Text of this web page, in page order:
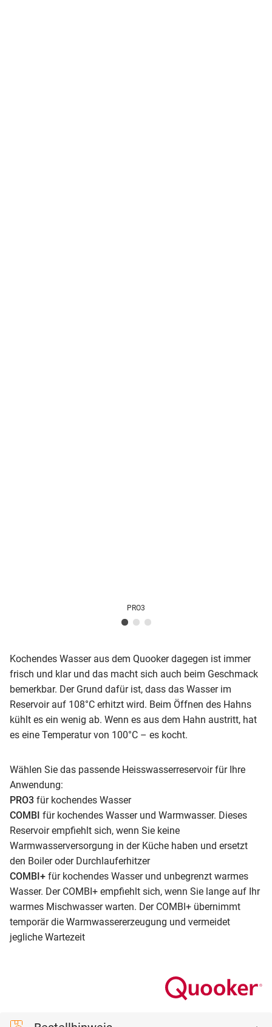
PRO3
Kochendes Wasser aus dem Quooker dagegen ist immer
frisch und klar und das macht sich auch beim Geschmack
bemerkbar. Der Grund dafür ist, dass das Wasser im
Reservoir auf 108°C erhitzt wird. Beim Öffnen des Hahns
kühlt es ein wenig ab. Wenn es aus dem Hahn austritt, hat
es eine Temperatur von 100°C – es kocht.
Wählen Sie das passende Heisswasserreservoir für Ihre
Anwendung:
PRO3 für kochendes Wasser
COMBI für kochendes Wasser und Warmwasser. Dieses
Reservoir empfiehlt sich, wenn Sie keine
Warmwasserversorgung in der Küche haben und ersetzt
den Boiler oder Durchlauferhitzer
COMBI+ für kochendes Wasser und unbegrenzt warmes
Wasser. Der COMBI+ empfiehlt sich, wenn Sie lange auf Ihr
warmes Mischwasser warten. Der COMBI+ übernimmt
temporär die Warmwassererzeugung und vermeidet
jegliche Wartezeit